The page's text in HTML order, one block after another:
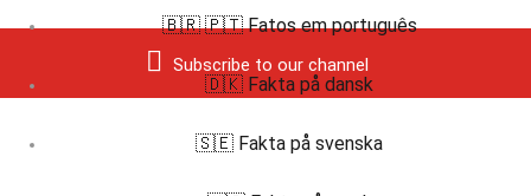
Subscribe to our channel
🇧🇷 🇵🇹 Fatos em português
🇩🇰 Fakta på dansk
🇸🇪 Fakta på svenska